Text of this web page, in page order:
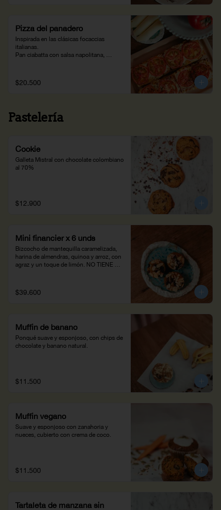
Pizza del panadero
Inspirada en las clásicas focaccias
italianas.
Pan ciabatta con salsa napolitana,
$20.500
Pastelería
Cookie
Galleta Mistral con chocolate colombiano
al 70%
$12.900
Mini financier x 6 unds
Bizcocho de mantequilla caramelizada,
harina de almendras, quinoa y arroz, con
agraz y un toque de limón. NO TIENE
$39.600
Muffin de banano
Ponqué suave y esponjoso, con chips de
chocolate y banano natural.
$11.500
Muffin vegano
Suave y esponjoso con zanahoria y
nueces, cubierto con crema de coco.
$11.500
Tartaleta de manzana sin